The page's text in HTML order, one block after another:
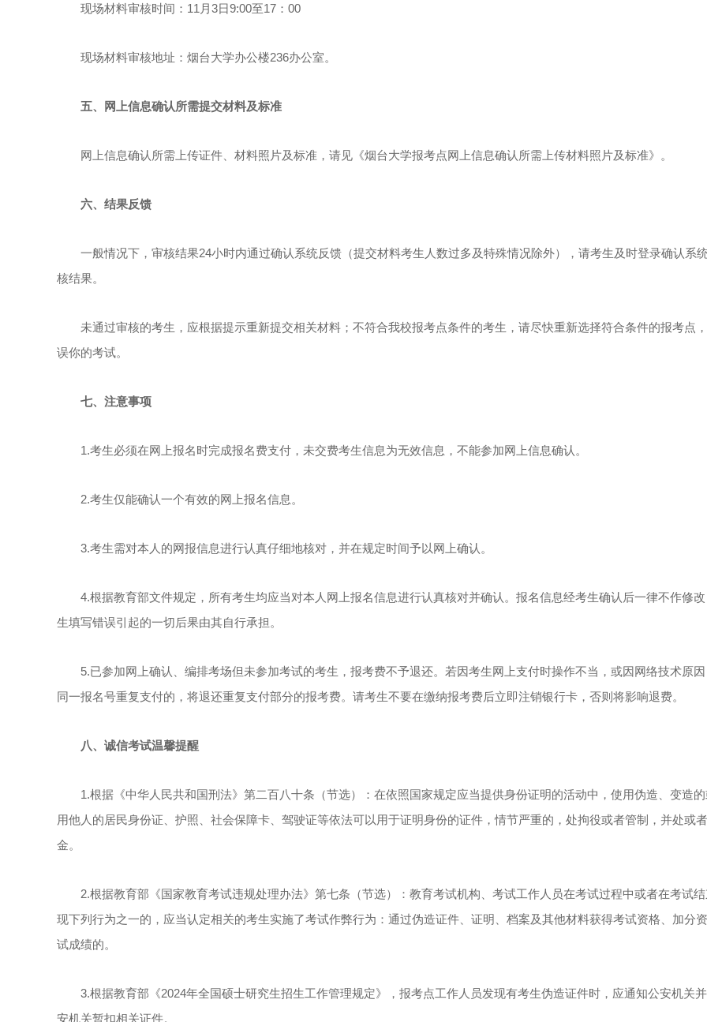
现场材料审核时间：11月3日9:00至17：00
现场材料审核地址：烟台大学办公楼236办公室。
五、网上信息确认所需提交材料及标准
网上信息确认所需上传证件、材料照片及标准，请见《烟台大学报考点网上信息确认所需上传材料照片及标准》。
六、结果反馈
一般情况下，审核结果24小时内通过确认系统反馈（提交材料考生人数过多及特殊情况除外），请考生及时登录确认系
核结果。
未通过审核的考生，应根据提示重新提交相关材料；不符合我校报考点条件的考生，请尽快重新选择符合条件的报考点
误你的考试。
七、注意事项
1.考生必须在网上报名时完成报名费支付，未交费考生信息为无效信息，不能参加网上信息确认。
2.考生仅能确认一个有效的网上报名信息。
3.考生需对本人的网报信息进行认真仔细地核对，并在规定时间予以网上确认。
4.根据教育部文件规定，所有考生均应当对本人网上报名信息进行认真核对并确认。报名信息经考生确认后一律不作修
生填写错误引起的一切后果由其自行承担。
5.已参加网上确认、编排考场但未参加考试的考生，报考费不予退还。若因考生网上支付时操作不当，或因网络技术原
同一报名号重复支付的，将退还重复支付部分的报考费。请考生不要在缴纳报考费后立即注销银行卡，否则将影响退费。
八、诚信考试温馨提醒
1.根据《中华人民共和国刑法》第二百八十条（节选）：在依照国家规定应当提供身份证明的活动中，使用伪造、变造
用他人的居民身份证、护照、社会保障卡、驾驶证等依法可以用于证明身份的证件，情节严重的，处拘役或者管制，并处或
金。
2.根据教育部《国家教育考试违规处理办法》第七条（节选）：教育考试机构、考试工作人员在考试过程中或者在考试
现下列行为之一的，应当认定相关的考生实施了考试作弊行为：通过伪造证件、证明、档案及其他材料获得考试资格、加分
试成绩的。
3.根据教育部《2024年全国硕士研究生招生工作管理规定》，报考点工作人员发现有考生伪造证件时，应通知公安机关
安机关暂扣相关证件。